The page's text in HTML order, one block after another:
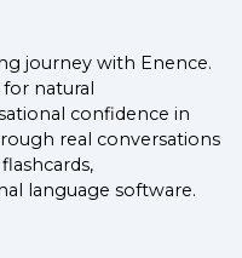
journey with Enence.
natural
confidence in
real conversations
language software.